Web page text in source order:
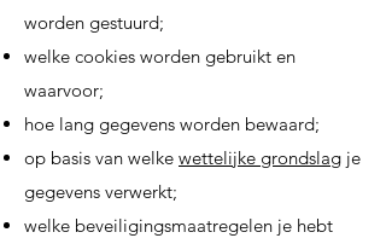
worden gestuurd;
welke cookies worden gebruikt en
waarvoor;
hoe lang gegevens worden bewaard;
op basis van welke wettelijke grondslag je
gegevens verwerkt;
welke beveiligingsmaatregelen je hebt